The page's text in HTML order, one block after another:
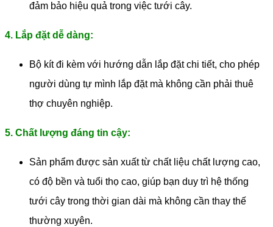
đảm bảo hiệu quả trong việc tưới cây.
4. Lắp đặt dễ dàng:
Bộ kít đi kèm với hướng dẫn lắp đặt chi tiết, cho phép
người dùng tự mình lắp đặt mà không cần phải thuê
thợ chuyên nghiệp.
5. Chất lượng đáng tin cậy:
Sản phẩm được sản xuất từ chất liệu chất lượng cao,
có độ bền và tuổi thọ cao, giúp bạn duy trì hệ thống
tưới cây trong thời gian dài mà không cần thay thế
thường xuyên.